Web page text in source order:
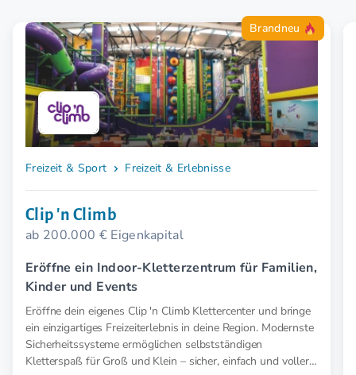
Brandneu
Freizeit & Sport Freizeit & Erlebnisse
Clip 'n Climb
ab 200.000 € Eigenkapital
Eröffne ein Indoor-Kletterzentrum für Familien,
Kinder und Events
Eröffne dein eigenes Clip 'n Climb Klettercenter und bringe
ein einzigartiges Freizeiterlebnis in deine Region. Modernste
Sicherheitssysteme ermöglichen selbstständigen
Kletterspaß für Groß und Klein – sicher, einfach und voller